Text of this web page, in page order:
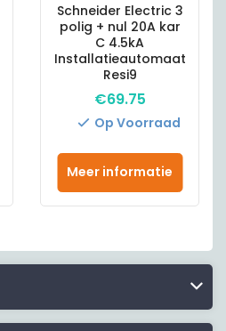
Schneider Electric 3
polig + nul 20A kar
C 4.5kA
Installatieautomaat
Resi9
€69.75
Meer informatie
Op Voorraad